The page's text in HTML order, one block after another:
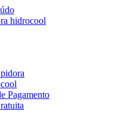
Pagamento